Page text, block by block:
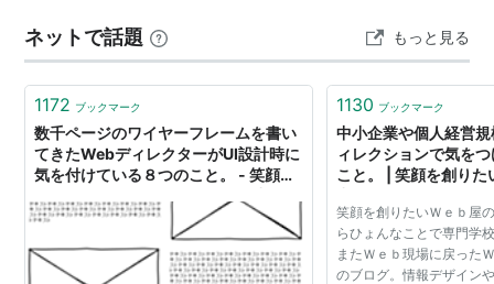
う道…
ネットで話題 もっと見る
1172 ブックマーク
数千ページのワイヤーフレームを書い
てきたWebディレクターがUI設計時に
気を付けている８つのこと。 - 笑顔を
1130 ブックマーク
中小企業や個人経営
ィレクションで気を
こと。 | 笑顔を創りた
笑顔を創りたいＷｅｂ屋
らひょんなことで専門学
またＷｅｂ現場に戻った
のブログ。情報デザイン